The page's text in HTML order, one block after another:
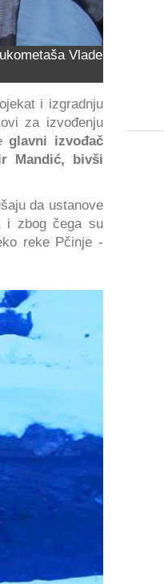
Vlade
i izgradnju
za izvođenju
glavni izvođač
Mandić, bivši
da ustanove
i zbog čega su
reke Pčinje -